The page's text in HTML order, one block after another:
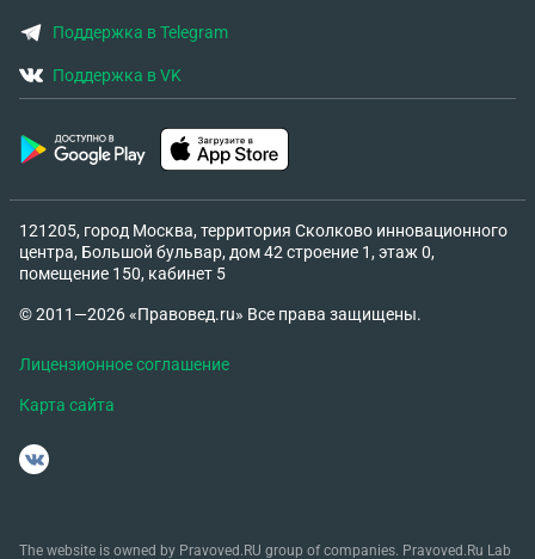
Поддержка в Telegram
Поддержка в VK
121205, город Москва, территория Сколково инновационного
центра, Большой бульвар, дом 42 строение 1, этаж 0,
помещение 150, кабинет 5
© 2011—2026 «Правовед.ru» Все права защищены.
Лицензионное соглашение
Карта сайта
The website is owned by Pravoved.RU group of companies. Pravoved.Ru Lab